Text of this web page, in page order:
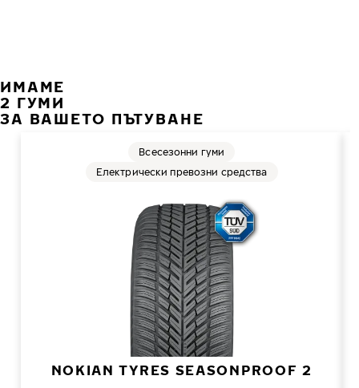
ИМАМЕ
2 ГУМИ
ЗА ВАШЕТО ПЪТУВАНЕ
NOKIAN TYRES SEASONPROOF 2
Всесезонни гуми
Електрически превозни средства